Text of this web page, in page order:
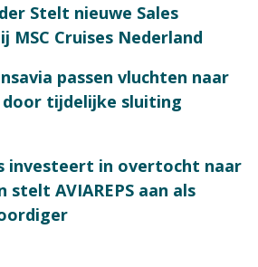
Stelt nieuwe Sales
MSC Cruises Nederland
passen vluchten naar
door tijdelijke sluiting
investeert in overtocht naar
stelt AVIAREPS aan als